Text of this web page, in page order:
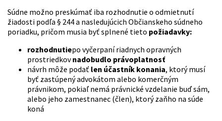
Súdne možno preskúmať iba rozhodnutie o odmietnutí
žiadosti podľa § 244 a nasledujúcich Občianskeho súdneho
poriadku, pričom musia byť splnené tieto požiadavky:
rozhodnutiepo vyčerpaní riadnych opravných
prostriedkovnadobudlo právoplatnosť
návrh môže podať len účastník konania, ktorý musí
byť zastúpený advokátom alebo komerčným
právnikom, pokiaľ nemá právnické vzdelanie buď sám,
alebo jeho zamestnanec (člen), ktorý zaňho na súde
koná